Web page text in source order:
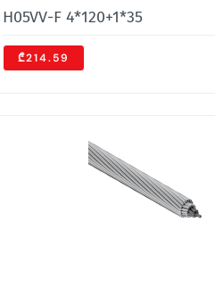
H05VV-F 4*120+1*35
₾214.59